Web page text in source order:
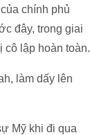
chính phủ
đây, trong giai
cô lập hoàn toàn.
làm dấy lên
Mỹ khi đi qua